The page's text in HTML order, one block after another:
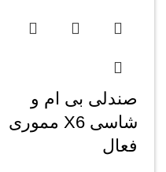
صندلی بی ام و
شاسی X6 مموری
فعال